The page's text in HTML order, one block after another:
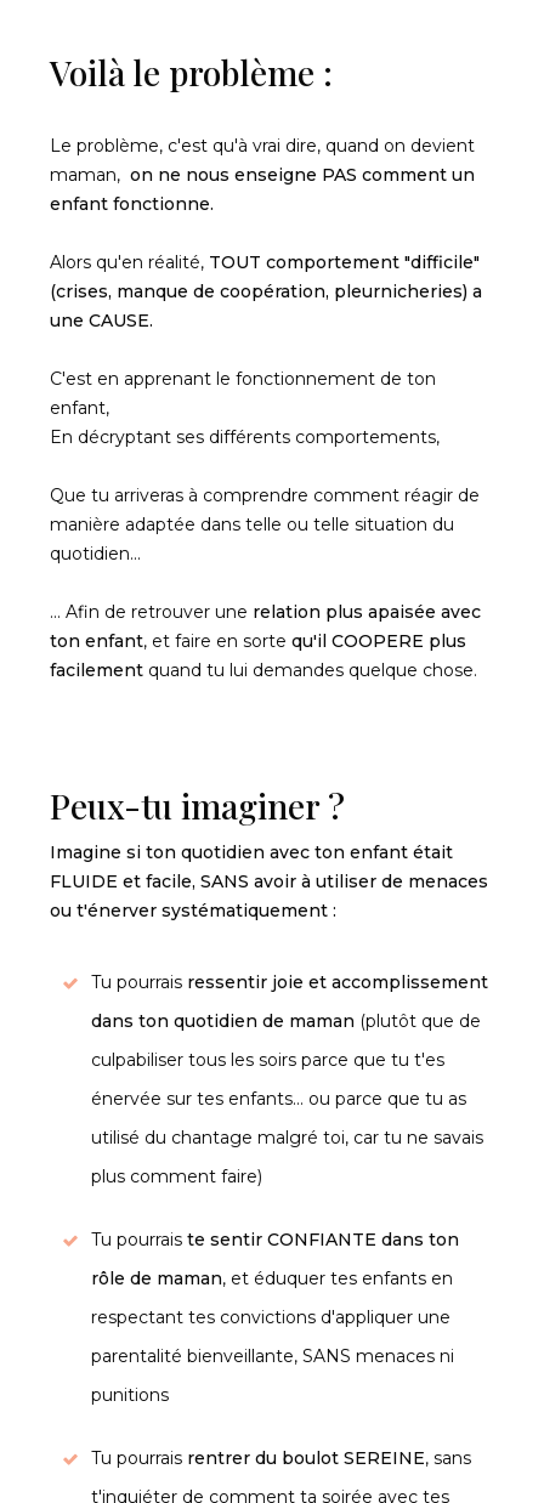
Voilà le problème :
Le problème, c'est qu'à vrai dire, quand on devient
maman, on ne nous enseigne PAS comment un
enfant fonctionne.
Alors qu'en réalité, TOUT comportement "difficile"
(crises, manque de coopération, pleurnicheries) a
une CAUSE.
C'est en apprenant le fonctionnement de ton
enfant,
En décryptant ses différents comportements,
Que tu arriveras à comprendre comment réagir de
manière adaptée dans telle ou telle situation du
quotidien...
... Afin de retrouver une relation plus apaisée avec
ton enfant, et faire en sorte qu'il COOPERE plus
facilement quand tu lui demandes quelque chose.
Peux-tu imaginer ?
Imagine si ton quotidien avec ton enfant était
FLUIDE et facile, SANS avoir à utiliser de menaces
ou t'énerver systématiquement :
Tu pourrais ressentir joie et accomplissement
dans ton quotidien de maman (plutôt que de
culpabiliser tous les soirs parce que tu t'es
énervée sur tes enfants... ou parce que tu as
utilisé du chantage malgré toi, car tu ne savais
plus comment faire)
Tu pourrais te sentir CONFIANTE dans ton
rôle de maman, et éduquer tes enfants en
respectant tes convictions d'appliquer une
parentalité bienveillante, SANS menaces ni
punitions
Tu pourrais rentrer du boulot SEREINE, sans
t'inquiéter de comment ta soirée avec tes